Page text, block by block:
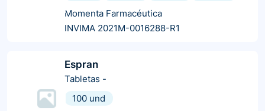
Momenta Farmacéutica
INVIMA 2021M-0016288-R1
Espran
Tabletas -
100 und